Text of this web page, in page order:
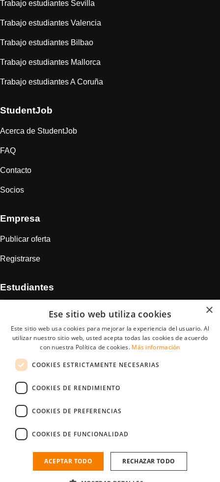
Trabajo estudiantes Sevilla
Trabajo estudiantes Valencia
Trabajo estudiantes Bilbao
Trabajo estudiantes Mallorca
Trabajo estudiantes A Coruña
StudentJob
Acerca de StudentJob
FAQ
Contacto
Socios
Empresa
Publicar oferta
Registrarse
Estudiantes
Tips para Candidatos/as
Encuentra trabajo para estudiantes
Encuentra trabajo durante vacaciones
Encuentra prácticas en empresa
Encuentra trabajo en el extranjero
YoungCapital • © 2026 • Todos los derechos reservados •Términos de
Politica de privacidad StudentJob ES score 4.0 - 75 reviews
×
Ese sitio web utiliza cookies
Este sitio web usa cookies para mejorar la experiencia del usuario. Al
utilizar nuestro sitio web, usted acepta todas las cookies de acuerdo
con nuestra Política de cookies. Más información
COOKIES ESTRICTAMENTE NECESARIAS
COOKIES DE RENDIMIENTO
COOKIES DE PREFERENCIAS
COOKIES DE FUNCIONALIDAD
ACEPTAR TODO RECHAZAR TODO